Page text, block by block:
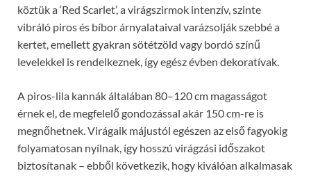
köztük a ‘Red Scarlet’, a virágszirmok intenzív, szinte
vibráló piros és bíbor árnyalataival varázsolják szebbé a
kertet, emellett gyakran sötétzöld vagy bordó színű
levelekkel is rendelkeznek, így egész évben dekoratívak.
A piros-lila kannák általában 80–120 cm magasságot
érnek el, de megfelelő gondozással akár 150 cm-re is
megnőhetnek. Virágaik májustól egészen az első fagyokig
folyamatosan nyílnak, így hosszú virágzási időszakot
biztosítanak – ebből következik, hogy kiválóan alkalmasak